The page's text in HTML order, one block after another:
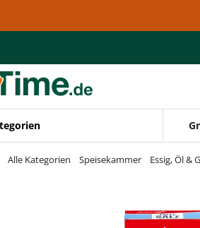
Alle Kategorien Speisekammer Essig, Öl &